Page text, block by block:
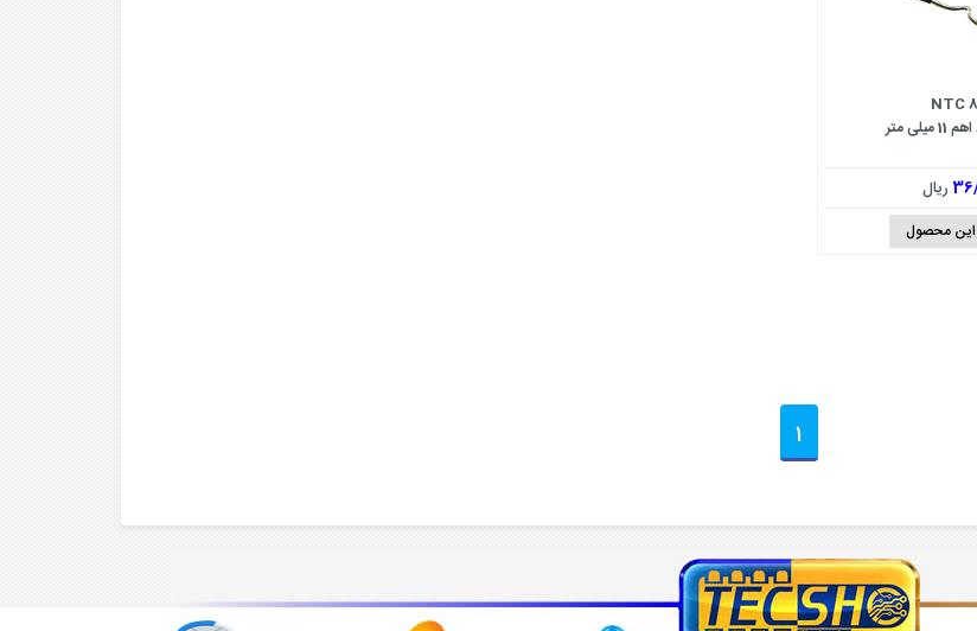
NTC
ریال
محصول
1